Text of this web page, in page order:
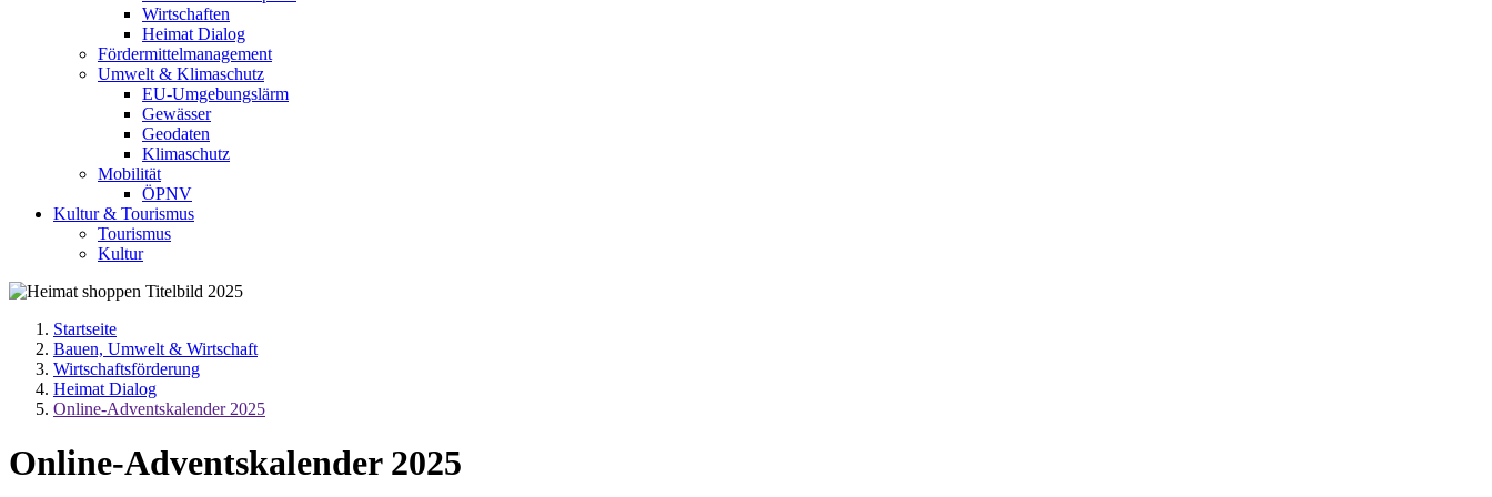
Wirtschaften
Heimat Dialog
Fördermittelmanagement
Umwelt & Klimaschutz
EU-Umgebungslärm
Gewässer
Geodaten
Klimaschutz
Mobilität
ÖPNV
Kultur & Tourismus
Tourismus
Kultur
Startseite
Bauen, Umwelt & Wirtschaft
Wirtschaftsförderung
Heimat Dialog
Online-Adventskalender 2025
Online-Adventskalender 2025